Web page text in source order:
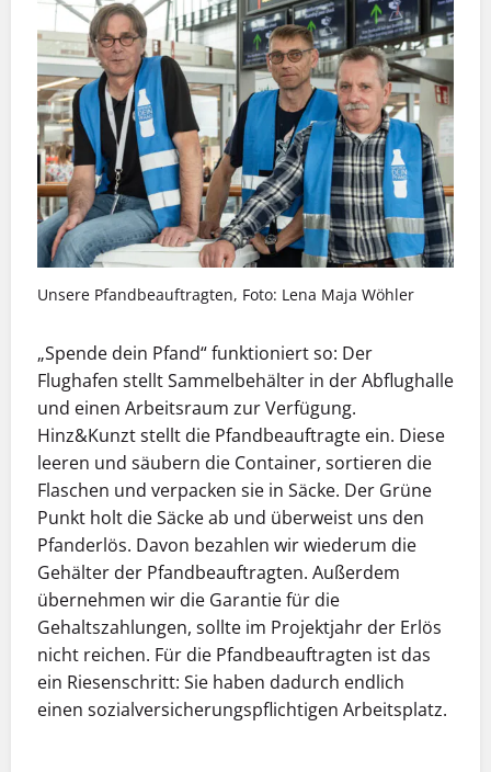
Unsere Pfandbeauftragten, Foto: Lena Maja Wöhler
„Spende dein Pfand“ funktioniert so: Der
Flughafen stellt Sammelbehälter in der Abflughalle
und einen Arbeitsraum zur Verfügung.
Hinz&Kunzt stellt die Pfandbeauftragte ein. Diese
leeren und säubern die Container, sortieren die
Flaschen und verpacken sie in Säcke. Der Grüne
Punkt holt die Säcke ab und überweist uns den
Pfanderlös. Davon bezahlen wir wiederum die
Gehälter der Pfandbeauftragten. Außerdem
übernehmen wir die Garantie für die
Gehaltszahlungen, sollte im Projektjahr der Erlös
nicht reichen. Für die Pfandbeauftragten ist das
ein Riesenschritt: Sie haben dadurch endlich
einen sozialversicherungspflichtigen Arbeitsplatz.